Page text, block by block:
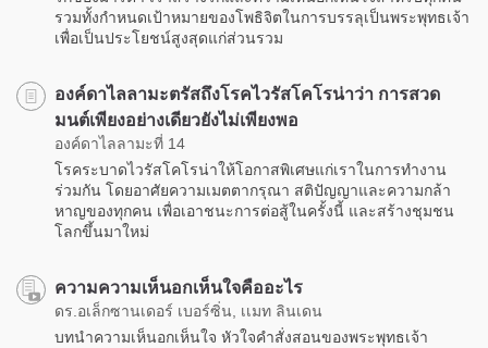
รวมทั้งกำหนดเป้าหมายของโพธิจิตในการบรรลุเป็นพระพุทธเจ้า
เพื่อเป็นประโยชน์สูงสุดแก่ส่วนรวม
องค์ดาไลลามะตรัสถึงโรคไวรัสโคโรน่าว่า การสวด
มนต์เพียงอย่างเดียวยังไม่เพียงพอ
องค์ดาไลลามะที่ 14
โรคระบาดไวรัสโคโรน่าให้โอกาสพิเศษแก่เราในการทำงาน
ร่วมกัน โดยอาศัยความเมตตากรุณา สติปัญญาและความกล้า
หาญของทุกคน เพื่อเอาชนะการต่อสู้ในครั้งนี้ และสร้างชุมชน
โลกขึ้นมาใหม่
ความความเห็นอกเห็นใจคืออะไร
ดร.อเล็กซานเดอร์ เบอร์ซิ่น, เเมท ลินเดน
บทนำความเห็นอกเห็นใจ หัวใจคำสั่งสอนของพระพุทธเจ้า